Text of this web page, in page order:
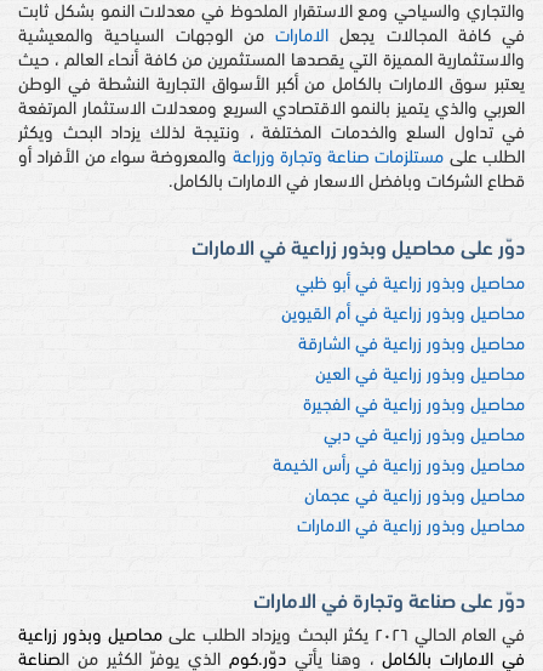
والتجاري والسياحي ومع الاستقرار الملحوظ في معدلات النمو بشكل ثابت
في كافة المجالات يجعل الامارات من الوجهات السياحية والمعيشية
والاستثمارية المميزة التي يقصدها المستثمرين من كافة أنحاء العالم ، حيث
يعتبر سوق الامارات بالكامل من أكبر الأسواق التجارية النشطة في الوطن
العربي والذي يتميز بالنمو الاقتصادي السريع ومعدلات الاستثمار المرتفعة
في تداول السلع والخدمات المختلفة ، ونتيجة لذلك يزداد البحث ويكثر
الطلب على مستلزمات صناعة وتجارة وزراعة والمعروضة سواء من الأفراد أو
قطاع الشركات وبافضل الاسعار في الامارات بالكامل.
دوّر على محاصيل وبذور زراعية في الامارات
محاصيل وبذور زراعية في أبو ظبي
محاصيل وبذور زراعية في أم القيوين
محاصيل وبذور زراعية في الشارقة
محاصيل وبذور زراعية في العين
محاصيل وبذور زراعية في الفجيرة
محاصيل وبذور زراعية في دبي
محاصيل وبذور زراعية في رأس الخيمة
محاصيل وبذور زراعية في عجمان
محاصيل وبذور زراعية في الامارات
دوّر على صناعة وتجارة في الامارات
في العام الحالي ٢٠٢٦ يكثر البحث ويزداد الطلب على
محاصيل وبذور زراعية
في الامارات بالكامل ، وهنا يأتي دوّر.كوم الذي يوفرّ الكثير من الصناعة